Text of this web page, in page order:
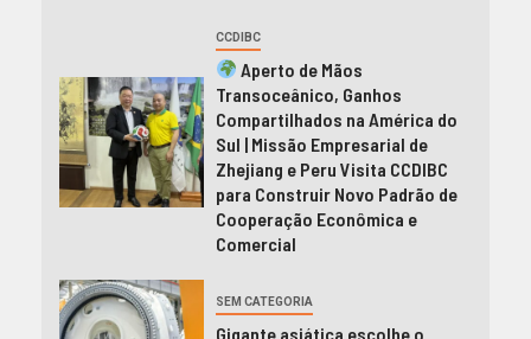
CCDIBC
Aperto de Mãos
Transoceânico, Ganhos
Compartilhados na América do
Sul | Missão Empresarial de
Zhejiang e Peru Visita CCDIBC
para Construir Novo Padrão de
Cooperação Econômica e
Comercial
SEM CATEGORIA
Gigante asiática escolhe o